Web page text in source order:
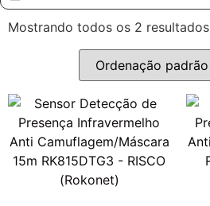
Mostrando todos os 2 resultados